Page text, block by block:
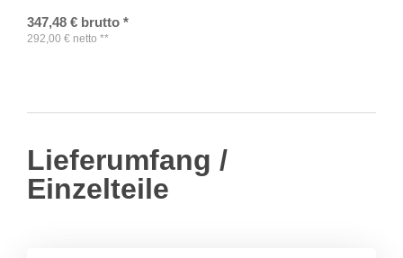
347,48 € brutto *
292,00 € netto **
Lieferumfang /
Einzelteile